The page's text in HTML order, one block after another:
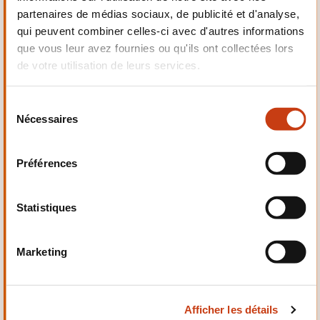
partenaires de médias sociaux, de publicité et d'analyse,
qui peuvent combiner celles-ci avec d'autres informations
que vous leur avez fournies ou qu'ils ont collectées lors
de votre utilisation de leurs services.
Nécessaires
Préférences
Statistiques
Marketing
Afficher les détails
Mécanique,
Electrotechnique,
Automatismes